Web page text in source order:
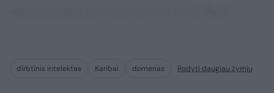
dirbtinis intelektas Karibai domenas Rodyti daugiau žymių